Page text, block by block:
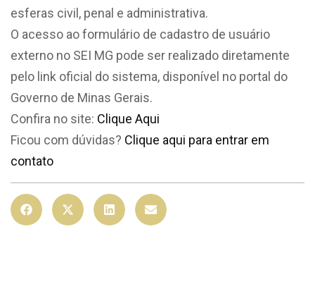
esferas civil, penal e administrativa.
O acesso ao formulário de cadastro de usuário
externo no SEI MG pode ser realizado diretamente
pelo link oficial do sistema, disponível no portal do
Governo de Minas Gerais.
Confira no site: Clique Aqui
Ficou com dúvidas? Clique aqui para entrar em
contato